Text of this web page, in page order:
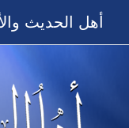
أهل الحديث